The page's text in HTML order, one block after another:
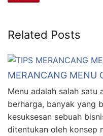
Related Posts
MERANCANG MENU
Menu adalah salah satu
berharga, banyak yang
kesuksesan sebuah
ditentukan oleh konsep